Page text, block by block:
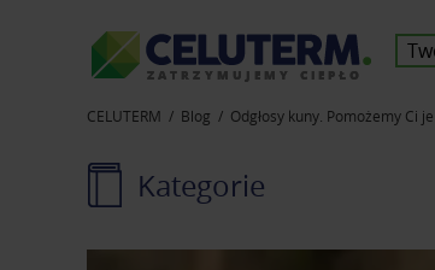
Z A T R Z Y M U J E M Y C I E P Ł O
CELUTERM Blog Odgłosy kuny. Pomożemy Ci
Kategorie